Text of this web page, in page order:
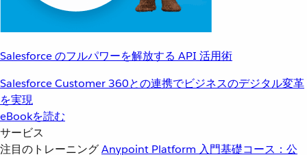
Salesforce のフルパワーを解放する API 活用術
Salesforce Customer 360との連携でビジネスのデジタル変革
を実現
eBookを読む
サービス
注目のトレーニングAnypoint Platform 入門基礎コース：公